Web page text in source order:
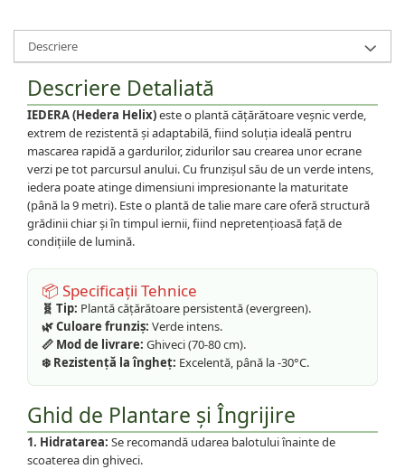
Descriere
Descriere Detaliată
IEDERA (Hedera Helix)este o plantă cățărătoare veșnic verde,
extrem de rezistentă și adaptabilă, fiind soluția ideală pentru
mascarea rapidă a gardurilor, zidurilor sau crearea unor ecrane
verzi pe tot parcursul anului. Cu frunzișul său de un verde intens,
iedera poate atinge dimensiuni impresionante la maturitate
(până la 9 metri). Este o plantă de talie mare care oferă structură
grădinii chiar și în timpul iernii, fiind nepretențioasă față de
condițiile de lumină.
📦 Specificații Tehnice
🧬 Tip: Plantă cățărătoare persistentă (evergreen).
🌿 Culoare frunziș: Verde intens.
📏 Mod de livrare: Ghiveci (70-80 cm).
❄️ Rezistență la îngheț: Excelentă, până la -30°C.
Ghid de Plantare și Îngrijire
1. Hidratarea: Se recomandă udarea balotului înainte de
scoaterea din ghiveci.